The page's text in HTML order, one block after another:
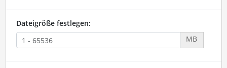
Dateigröße festlegen:
MB